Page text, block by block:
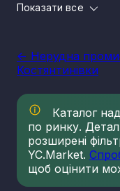
13 ФОП
прямо впливає на
для розвитку
положення, велику
копалини
галузі є будівельні
кухонної солі,
каоліну та різних
місця серед інших
Союзу.
Показати все
<- Нерудна
Костянтинівки
Каталог
по ринку.
розширені
YC.Market.
щоб оцінити